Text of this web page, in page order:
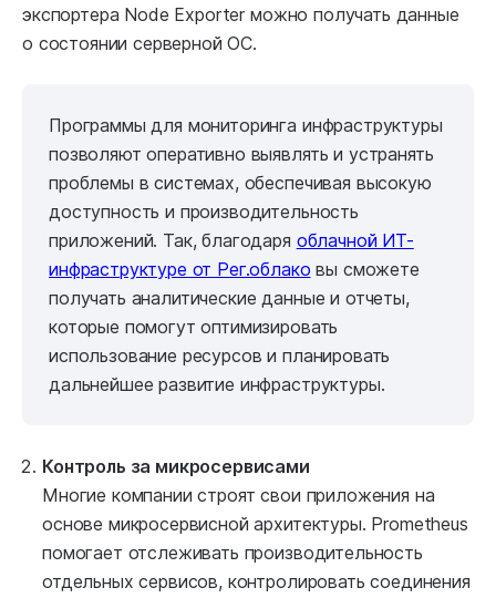
экспортера Node Exporter можно получать данные
о состоянии серверной ОС.
Программы для мониторинга инфраструктуры
позволяют оперативно выявлять и устранять
проблемы в системах, обеспечивая высокую
доступность и производительность
приложений. Так, благодаря облачной ИТ-
инфраструктуре от Рег.облако вы сможете
получать аналитические данные и отчеты,
которые помогут оптимизировать
использование ресурсов и планировать
дальнейшее развитие инфраструктуры.
Контроль за микросервисами
Многие компании строят свои приложения на
основе микросервисной архитектуры. Prometheus
помогает отслеживать производительность
отдельных сервисов, контролировать соединения